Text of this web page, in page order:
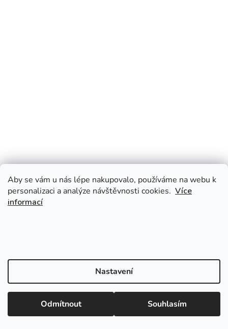
Aby se vám u nás lépe nakupovalo, používáme na webu k
personalizaci a analýze návštěvnosti cookies. Více
informací
Nastavení
Odmítnout Souhlasím